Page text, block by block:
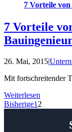
7 Vorteile
7 Vorteile
26. Mai, 2015|
Mit fortschreitender
Weiterlesen
Bisherige1 2